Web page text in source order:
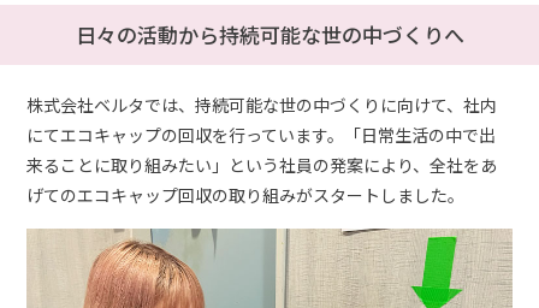
日々の活動から持続可能な世の中づくりへ
株式会社ベルタでは、持続可能な世の中づくりに向けて、社内
にてエコキャップの回収を行っています。「日常生活の中で出
来ることに取り組みたい」という社員の発案により、全社をあ
げてのエコキャップ回収の取り組みがスタートしました。